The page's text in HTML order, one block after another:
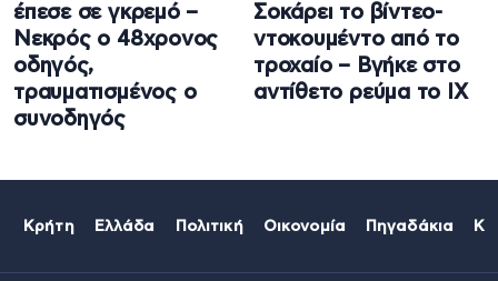
έπεσε σε γκρεμό –
Νεκρός ο 48χρονος
οδηγός,
τραυματισμένος ο
συνοδηγός
Σοκάρει το βίντεο-
ντοκουμέντο από το
τροχαίο – Βγήκε στο
αντίθετο ρεύμα το ΙΧ
Κρήτη Ελλάδα Πολιτική Οικονομία Πηγαδάκια